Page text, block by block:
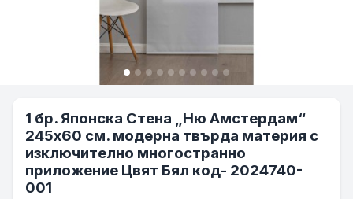
1 бр. Японска Стена „Ню Амстердам“
245х60 см. модерна твърда материя с
изключително многостранно
приложение Цвят Бял код- 2024740-
001